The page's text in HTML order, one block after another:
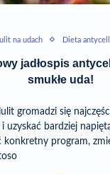
na udach Dieta
jadłospis
smukłe uda!
gromadzi się
uzyskać bardziej
konkretny program,